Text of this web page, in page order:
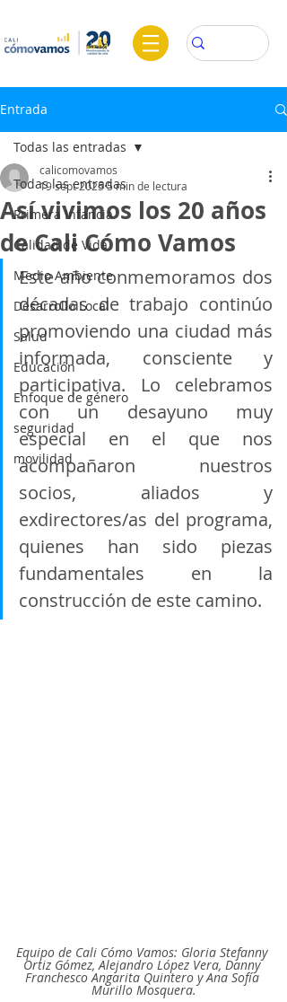
Entrada
Todas las entradas
Primera Infancia
Calidad de Vida
Medio Ambiente
Desarrollo Local
Salud
Educación
Enfoque de género
seguridad
movilidad
Todas las entradas
Así vivimos los 20 años
de Cali Cómo Vamos
calicomovamos
19 sept 20255 min de lectura
Este año conmemoramos dos
décadas de trabajo continúo
promoviendo una ciudad más
informada, consciente y
participativa. Lo celebramos
con un desayuno muy
especial en el que nos
acompañaron nuestros
socios, aliados y
exdirectores/as del programa,
quienes han sido piezas
fundamentales en la
construcción de este camino.
Equipo de Cali Cómo Vamos: Gloria Stefanny
Ortiz Gómez, Alejandro López Vera, Danny
Franchesco Angarita Quintero y Ana Sofía
Murillo Mosquera.